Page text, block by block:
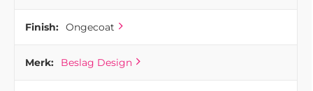
Finish: Ongecoat
Merk: Beslag Design